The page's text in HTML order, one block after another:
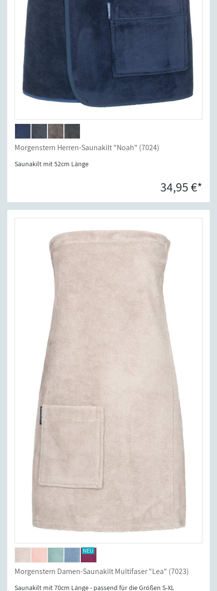
Morgenstern Herren-Saunakilt "Noah" (7024)
Saunakilt mit 52cm Länge
34,95 €*
Morgenstern Damen-Saunakilt Multifaser "Lea" (7023)
Saunakilt mit 70cm Länge - passend für die Größen S-XL